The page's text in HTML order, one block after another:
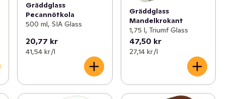
Gräddglass
Pecannötkola
500 ml, SIA Glass
20,77 kr
41,54 kr /l
Gräddglass
Mandelkrokant
1,75 l, Triumf Glass
47,50 kr
27,14 kr /l